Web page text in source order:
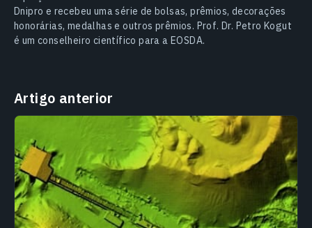
Dnipro e recebeu uma série de bolsas, prêmios, decorações
honorárias, medalhas e outros prêmios. Prof. Dr. Petro Kogut
é um conselheiro científico para a EOSDA.
Artigo anterior